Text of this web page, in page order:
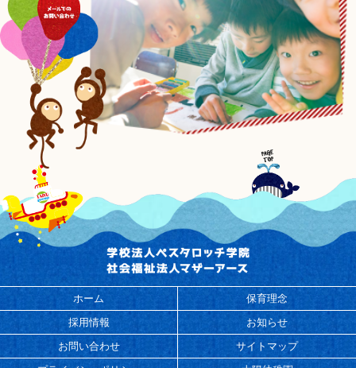
ホーム
保育理念
採用情報
お知らせ
お問い合わせ
サイトマップ